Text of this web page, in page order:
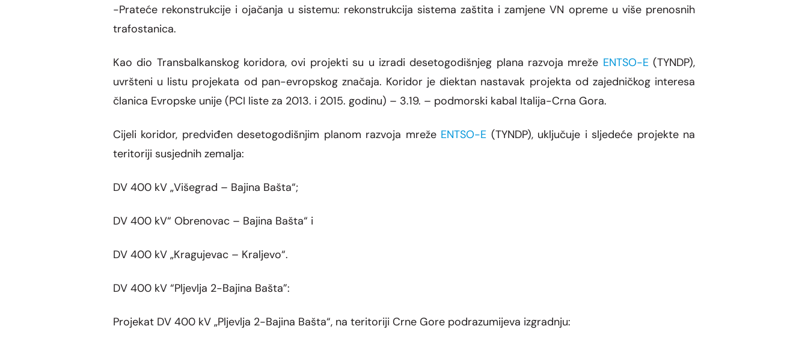
-Prateće rekonstrukcije i ojačanja u sistemu: rekonstrukcija sistema zaštita i zamjene VN opreme u više prenosnih
trafostanica.
Kao dio Transbalkanskog koridora, ovi projekti su u izradi desetogodišnjeg plana razvoja mreže ENTSO-E(TYNDP),
uvršteni u listu projekata od pan-evropskog značaja. Koridor je diektan nastavak projekta od zajedničkog interesa
članica Evropske unije (PCI liste za 2013. i 2015. godinu) – 3.19. – podmorski kabal Italija-Crna Gora.
Cijeli koridor, predviđen desetogodišnjim planom razvoja mreže ENTSO-E (TYNDP), uključuje i sljedeće projekte na
teritoriji susjednih zemalja:
DV 400 kV „Višegrad – Bajina Bašta“;
DV 400 kV“ Obrenovac – Bajina Bašta“ i
DV 400 kV „Kragujevac – Kraljevo“.
DV 400 kV “Pljevlja 2-Bajina Bašta”:
Projekat DV 400 kV „Pljevlja 2-Bajina Bašta“, na teritoriji Crne Gore podrazumijeva izgradnju: